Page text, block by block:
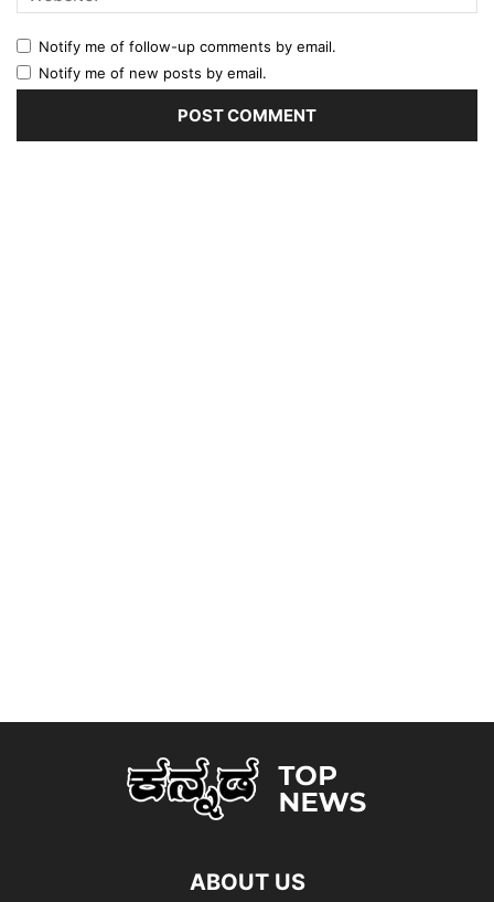
Notify me of follow-up comments by email.
Notify me of new posts by email.
ABOUT US